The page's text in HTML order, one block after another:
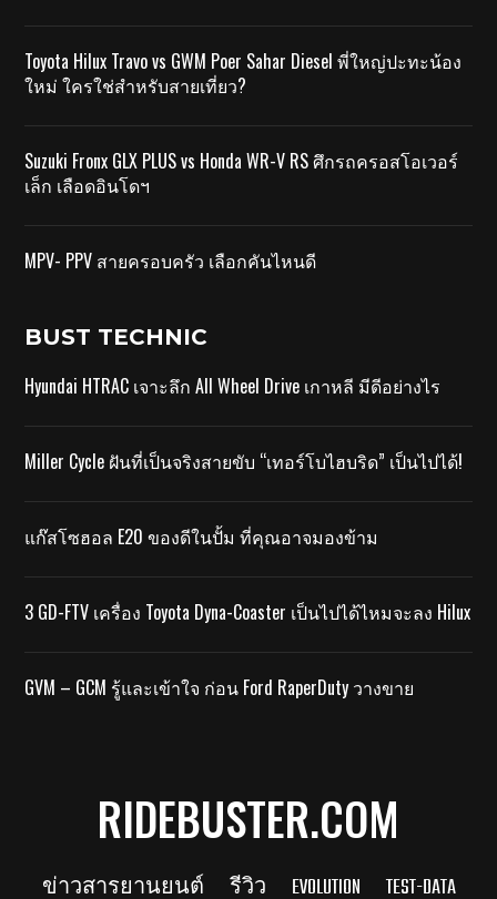
Toyota Hilux Travo vs GWM Poer Sahar Diesel พี่ใหญ่ปะทะน้อง
ใหม่ ใครใช่สำหรับสายเที่ยว?
Suzuki Fronx GLX PLUS vs Honda WR-V RS ศึกรถครอสโอเวอร์
เล็ก เลือดอินโดฯ
MPV- PPV สายครอบครัว เลือกคันไหนดี
BUST TECHNIC
Hyundai HTRAC เจาะลึก All Wheel Drive เกาหลี มีดีอย่างไร
Miller Cycle ฝันที่เป็นจริงสายขับ “เทอร์โบไฮบริด” เป็นไปได้!
แก๊สโซฮอล E20 ของดีในปั้ม ที่คุณอาจมองข้าม
3 GD-FTV เครื่อง Toyota Dyna-Coaster เป็นไปได้ไหมจะลง Hilux
GVM – GCM รู้และเข้าใจ ก่อน Ford RaperDuty วางขาย
RIDEBUSTER.COM
ข่าวสารยานยนต์ รีวิว EVOLUTION TEST-DATA